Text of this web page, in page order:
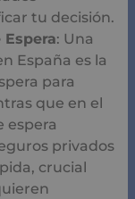
tu decisión.
: Una
España es la
para
que en el
espera
privados
crucial